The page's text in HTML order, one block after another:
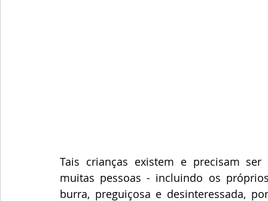
Tais crianças existem e precisam
muitas pessoas - incluindo os
burra, preguiçosa e desinteressada,